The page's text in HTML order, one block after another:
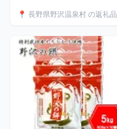
酒の肴 食べ比べ おつまみ
📍 長野県野沢温泉村 の返礼品